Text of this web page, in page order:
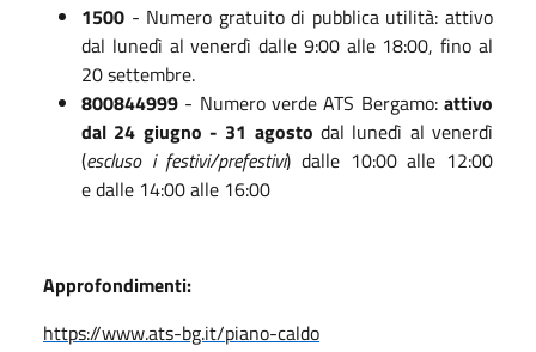
1500 - Numero gratuito di pubblica utilità: attivo
dal lunedì al venerdì dalle 9:00 alle 18:00, fino al
20 settembre.
800844999 - Numero verde ATS Bergamo: attivo
dal 24 giugno - 31 agosto dal lunedì al venerdì
(escluso i festivi/prefestivi) dalle 10:00 alle 12:00
e dalle 14:00 alle 16:00
Approfondimenti:
https://www.ats-bg.it/piano-caldo